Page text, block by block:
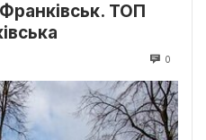
ТОП
0